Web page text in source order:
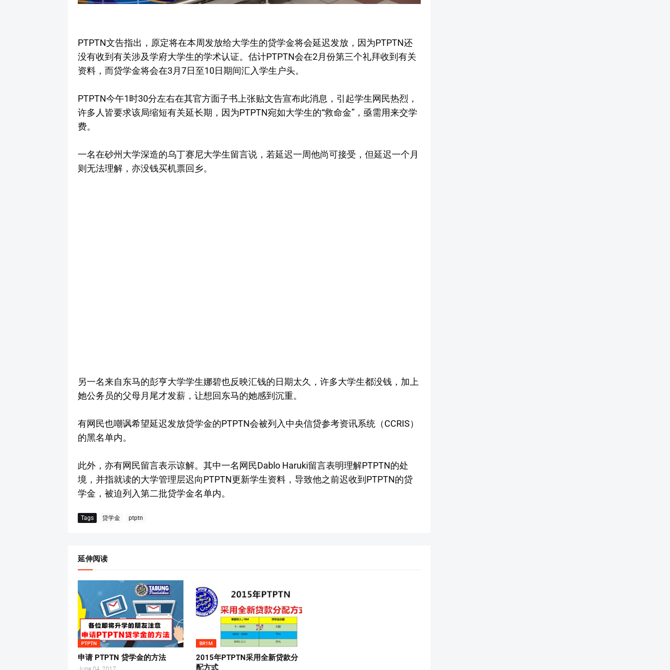
PTPTN文告指出，原定将在本周发放给大学生的贷学金将会延迟发放，因为PTPTN还
没有收到有关涉及学府大学生的学术认证。估计PTPTN会在2月份第三个礼拜收到有关
资料，而贷学金将会在3月7日至10日期间汇入学生户头。
PTPTN今午1时30分左右在其官方面子书上张贴文告宣布此消息，引起学生网民热烈，
许多人皆要求该局缩短有关延长期，因为PTPTN宛如大学生的“救命金”，亟需用来交学
费。
一名在砂州大学深造的乌丁赛尼大学生留言说，若延迟一周他尚可接受，但延迟一个月
则无法理解，亦没钱买机票回乡。
另一名来自东马的彭亨大学学生娜碧也反映汇钱的日期太久，许多大学生都没钱，加上
她公务员的父母月尾才发薪，让想回东马的她感到沉重。
有网民也嘲讽希望延迟发放贷学金的PTPTN会被列入中央信贷参考资讯系统（CCRIS）
的黑名单内。
此外，亦有网民留言表示谅解。其中一名网民Dablo Haruki留言表明理解PTPTN的处
境，并指就读的大学管理层迟向PTPTN更新学生资料，导致他之前迟收到PTPTN的贷
学金，被迫列入第二批贷学金名单内。
Tags 贷学金 ptptn
延伸阅读
PTPTN
申请 PTPTN 贷学金的方法
BR1M
2015年PTPTN采用全新贷款分
配方式